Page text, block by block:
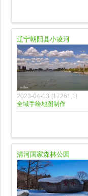
辽宁朝阳县小凌河
2023-04-13 [17261,1]
全域手绘地图制作
清河国家森林公园